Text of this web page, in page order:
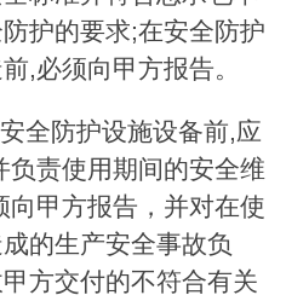
护的要求;在安全防护
,必须向甲方报告。
全防护设施设备前,应
责使用期间的安全维
甲方报告，并对在使
的生产安全事故负
方交付的不符合有关